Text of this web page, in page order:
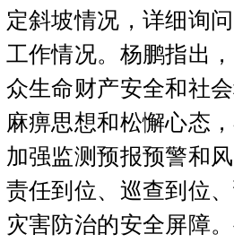
定斜坡情况，详细询
工作情况。杨鹏指出
众生命财产安全和社
麻痹思想和松懈心态
加强监测预报预警和
责任到位、巡查到位
灾害防治的安全屏障